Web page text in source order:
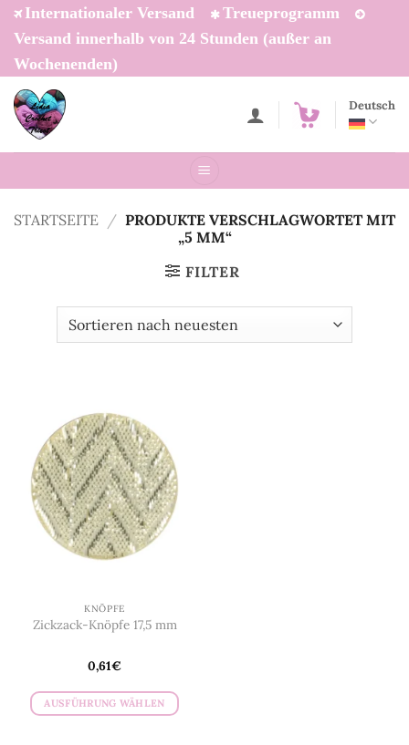
Zum
Inhalt
springen
Internationaler Versand
Treueprogramm
Versand innerhalb von 24 Stunden (außer an
Wochenenden)
Deutsch
STARTSEITE / PRODUKTE VERSCHLAGWORTET MIT
„5 MM“
FILTER
KNÖPFE
Zickzack-Knöpfe 17,5 mm
0,61€
AUSFÜHRUNG WÄHLEN